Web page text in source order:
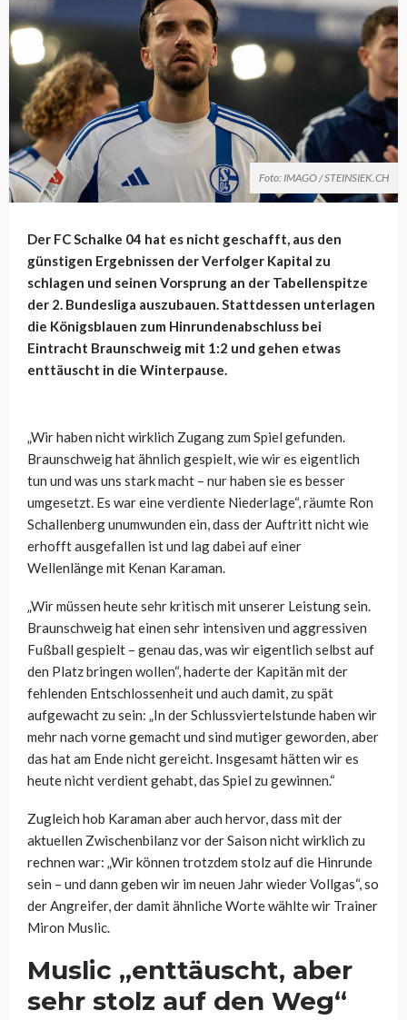
Foto: IMAGO / STEINSIEK.CH
Der FC Schalke 04 hat es nicht geschafft, aus den
günstigen Ergebnissen der Verfolger Kapital zu
schlagen und seinen Vorsprung an der Tabellenspitze
der 2. Bundesliga auszubauen. Stattdessen unterlagen
die Königsblauen zum Hinrundenabschluss bei
Eintracht Braunschweig mit 1:2 und gehen etwas
enttäuscht in die Winterpause.
„Wir haben nicht wirklich Zugang zum Spiel gefunden.
Braunschweig hat ähnlich gespielt, wie wir es eigentlich
tun und was uns stark macht – nur haben sie es besser
umgesetzt. Es war eine verdiente Niederlage“, räumte Ron
Schallenberg unumwunden ein, dass der Auftritt nicht wie
erhofft ausgefallen ist und lag dabei auf einer
Wellenlänge mit Kenan Karaman.
„Wir müssen heute sehr kritisch mit unserer Leistung sein.
Braunschweig hat einen sehr intensiven und aggressiven
Fußball gespielt – genau das, was wir eigentlich selbst auf
den Platz bringen wollen“, haderte der Kapitän mit der
fehlenden Entschlossenheit und auch damit, zu spät
aufgewacht zu sein: „In der Schlussviertelstunde haben wir
mehr nach vorne gemacht und sind mutiger geworden, aber
das hat am Ende nicht gereicht. Insgesamt hätten wir es
heute nicht verdient gehabt, das Spiel zu gewinnen.“
Zugleich hob Karaman aber auch hervor, dass mit der
aktuellen Zwischenbilanz vor der Saison nicht wirklich zu
rechnen war: „Wir können trotzdem stolz auf die Hinrunde
sein – und dann geben wir im neuen Jahr wieder Vollgas“, so
der Angreifer, der damit ähnliche Worte wählte wir Trainer
Miron Muslic.
Muslic „enttäuscht, aber
sehr stolz auf den Weg“